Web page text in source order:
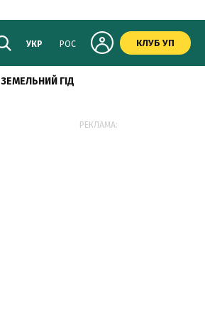
УКР РОС КЛУБ УП
ЗЕМЕЛЬНИЙ ГІД
РЕКЛАМА: